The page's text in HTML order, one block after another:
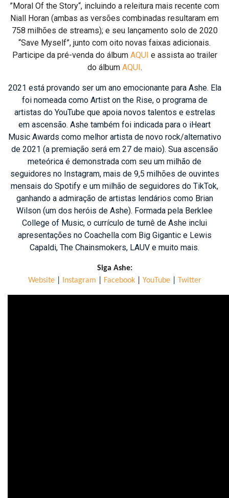
”Moral Of the Story“, incluindo a releitura mais recente com
Niall Horan (ambas as versões combinadas resultaram em
758 milhões de streams); e seu lançamento solo de 2020
“Save Myself”, junto com oito novas faixas adicionais.
Participe da pré-venda do álbum AQUI e assista ao trailer
do álbum AQUI.
2021 está provando ser um ano emocionante para Ashe. Ela
foi nomeada como Artist on the Rise, o programa de
artistas do YouTube que apoia novos talentos e estrelas
em ascensão. Ashe também foi indicada para o iHeart
Music Awards como melhor artista de novo rock/alternativo
de 2021 (a premiação será em 27 de maio). Sua ascensão
meteórica é demonstrada com seu um milhão de
seguidores no Instagram, mais de 9,5 milhões de ouvintes
mensais do Spotify e um milhão de seguidores do TikTok,
ganhando a admiração de artistas lendários como Brian
Wilson (um dos heróis de Ashe). Formada pela Berklee
College of Music, o currículo de turnê de Ashe inclui
apresentações no Coachella com Big Gigantic e Lewis
Capaldi, The Chainsmokers, LAUV e muito mais.
Siga Ashe:
Website| Instagram Facebook| YouTube| Twitter